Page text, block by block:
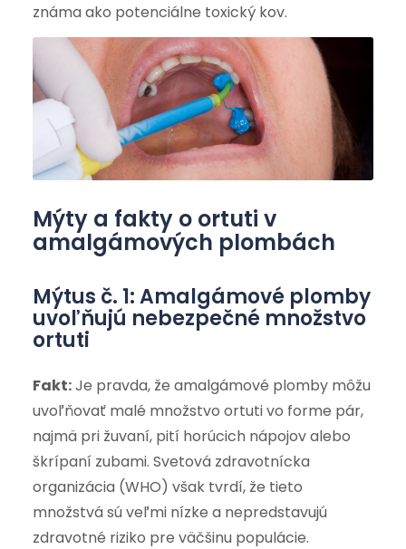
známa ako potenciálne toxický kov.
Mýty a fakty o ortuti v
amalgámových plombách
Mýtus č. 1: Amalgámové plomby
uvoľňujú nebezpečné množstvo
ortuti
Fakt:Je pravda, že amalgámové plomby môžu
uvoľňovať malé množstvo ortuti vo forme pár,
najmä pri žuvaní, pití horúcich nápojov alebo
škrípaní zubami. Svetová zdravotnícka
organizácia (WHO) však tvrdí, že tieto
množstvá sú veľmi nízke a nepredstavujú
zdravotné riziko pre väčšinu populácie.